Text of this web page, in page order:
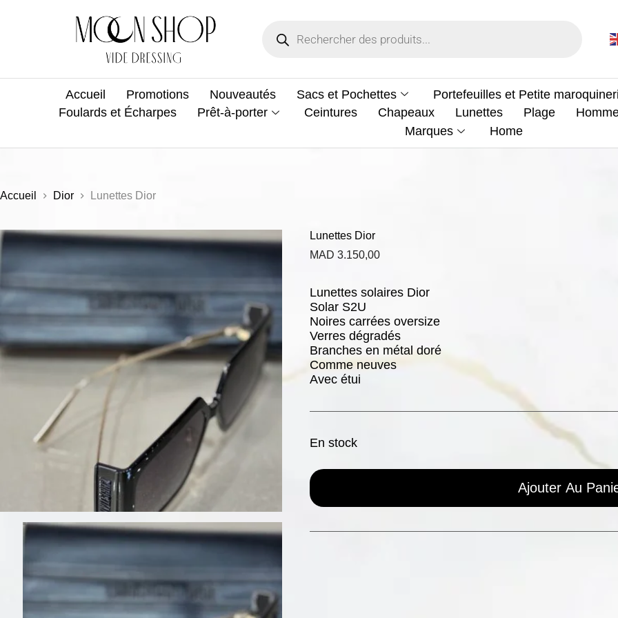
Accueil Promotions Nouveautés Sacs et Pochettes
Portefeuilles et Petite
Foulards et Écharpes
Prêt-à-porter Ceintures Chapeaux Lunettes Plage
Marques
Home
Accueil Dior Lunettes Dior
Lunettes Dior
MAD 3.150,00
Lunettes solaires Dior
Solar S2U
Noires carrées oversize
Verres dégradés
Branches en métal doré
Comme neuves
Avec étui
En stock
Ajouter Au